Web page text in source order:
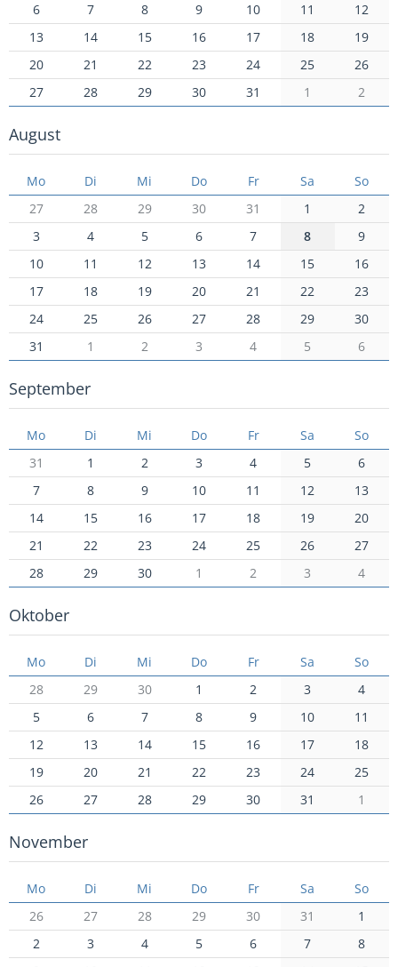
6
7 8 9 10 11
12
13
14 15 16 17 18
19
20
21 22 23 24 25
26
27
28 29 30 31 1 2
August
Mo Di Mi Do Fr Sa
So
27
28 29 30 31 1
2
3
4 5 6 7 8
9
10
11 12 13 14 15
16
17
18 19 20 21 22
23
24
25 26 27 28 29
30
31
1 2 3 4 5 6
September
Mo Di Mi Do Fr Sa
So
31
1 2 3 4 5
6
7
8 9 10 11 12
13
14
15 16 17 18 19
20
21
22 23 24 25 26
27
28
29 30 1 2 3 4
Oktober
Mo Di Mi Do Fr Sa
So
28
29 30 1 2 3
4
5
6 7 8 9 10
11
12
13 14 15 16 17
18
19
20 21 22 23 24
25
26
27 28 29 30 31 1
November
Mo Di Mi Do Fr Sa
So
26
27 28 29 30 31
1
2
3 4 5 6 7
8